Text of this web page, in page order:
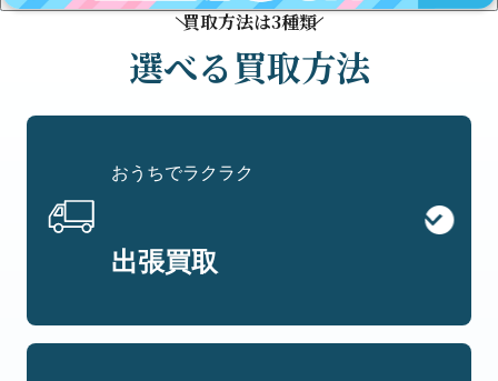
買取方法は3種類
選べる買取方法
おうちでラクラク
出張買取